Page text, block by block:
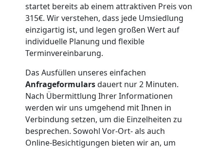
startet bereits ab einem attraktiven Preis von
315€. Wir verstehen, dass jede Umsiedlung
einzigartig ist, und legen großen Wert auf
individuelle Planung und flexible
Terminvereinbarung.
Das Ausfüllen unseres einfachen
Anfrageformularsdauert nur 2 Minuten.
Nach Übermittlung Ihrer Informationen
werden wir uns umgehend mit Ihnen in
Verbindung setzen, um die Einzelheiten zu
besprechen. Sowohl Vor-Ort- als auch
Online-Besichtigungen bieten wir an, um
Umzug
Nationaler
Umzug